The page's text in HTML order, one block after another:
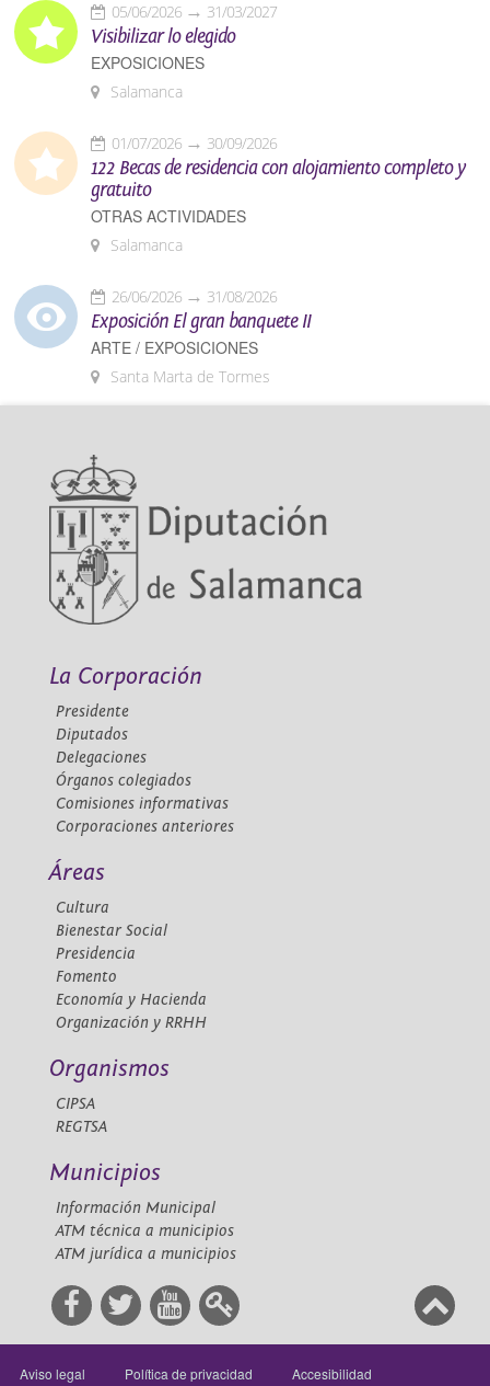
05/06/2026 31/03/2027
Visibilizar lo elegido
EXPOSICIONES
Salamanca
01/07/2026 30/09/2026
122 Becas de residencia con alojamiento completo y
gratuito
OTRAS ACTIVIDADES
Salamanca
26/06/2026 31/08/2026
Exposición El gran banquete II
ARTE / EXPOSICIONES
Santa Marta de Tormes
La Corporación
Presidente
Diputados
Delegaciones
Órganos colegiados
Comisiones informativas
Corporaciones anteriores
Áreas
Cultura
Bienestar Social
Presidencia
Fomento
Economía y Hacienda
Organización y RRHH
Organismos
CIPSA
REGTSA
Municipios
Información Municipal
ATM técnica a municipios
ATM jurídica a municipios
Aviso legal Política de privacidad Accesibilidad